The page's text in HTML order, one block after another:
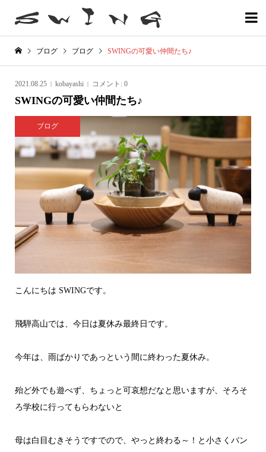

ブログ ブログ SWINGの可愛い仲間たち♪
2021.08.25 kobayashi コメント: 0
SWINGの可愛い仲間たち♪
ブログ
こんにちは SWINGです。
飛騨高山では、今日は夏休み最終日です。
今年は、雨ばかりであっという間に終わった夏休み。
殆ど外でも遊べず、ちょっと可哀想だなと思いますが、そろそ
ろ学校に行ってもらわないと
母は白目むきそうですでので、やっと終わる～！と小さくバン